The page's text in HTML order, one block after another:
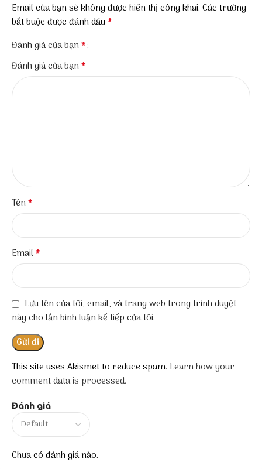
Đánh giá
Chưa có đánh giá nào.
Email của bạn sẽ không được hiển thị công khai. Các trường
bắt buộc được đánh dấu*
Đánh giá của bạn*
Đánh giá của bạn*
Tên*
Email*
Lưu tên của tôi, email, và trang web trong trình duyệt
này cho lần bình luận kế tiếp của tôi.
This site uses Akismet to reduce spam. Learn how your
comment data is processed.